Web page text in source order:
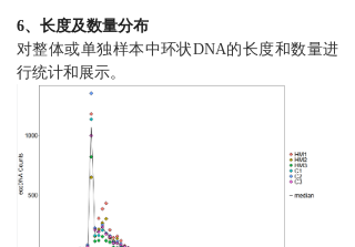
6、长度及数量分布
对整体或单独样本中环状DNA的长度和数量进
行统计和展示。